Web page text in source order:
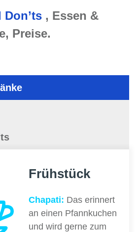
Don’ts , Essen &
Preise.
Frühstück
Chapati: Das erinnert
an einen Pfannkuchen
und wird gerne zum